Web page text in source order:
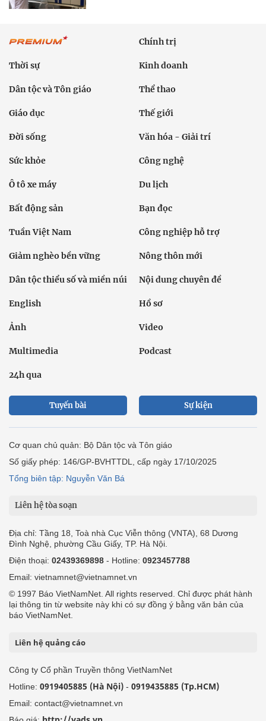
Chính trị
Thời sự Kinh doanh
Dân tộc và Tôn giáo Thể thao
Giáo dục Thế giới
Đời sống Văn hóa - Giải trí
Sức khỏe Công nghệ
Ô tô xe máy Du lịch
Bất động sản Bạn đọc
Tuần Việt Nam Công nghiệp hỗ trợ
Giảm nghèo bền vững Nông thôn mới
Dân tộc thiểu số và miền núi Nội dung chuyên đề
English Hồ sơ
Ảnh Video
Multimedia Podcast
24h qua
Tuyến bài Sự kiện
Cơ quan chủ quản: Bộ Dân tộc và Tôn giáo
Số giấy phép: 146/GP-BVHTTDL, cấp ngày 17/10/2025
Tổng biên tập: Nguyễn Văn Bá
Liên hệ tòa soạn
Địa chỉ: Tầng 18, Toà nhà Cục Viễn thông (VNTA), 68 Dương
Đình Nghệ, phường Cầu Giấy, TP. Hà Nội.
Điện thoại: 02439369898 - Hotline: 0923457788
Email: vietnamnet@vietnamnet.vn
© 1997 Báo VietNamNet. All rights reserved. Chỉ được phát hành
lại thông tin từ website này khi có sự đồng ý bằng văn bản của
báo VietNamNet.
Liên hệ quảng cáo
Công ty Cổ phần Truyền thông VietNamNet
Hotline: 0919405885 (Hà Nội) - 0919435885 (Tp.HCM)
Email: contact@vietnamnet.vn